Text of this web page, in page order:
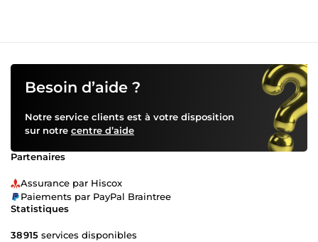
Besoin d’aide ?
Notre service clients est à votre disposition
sur notre centre d’aide
Partenaires
Assurance par Hiscox
Paiements par PayPal Braintree
Statistiques
38 915 services disponibles